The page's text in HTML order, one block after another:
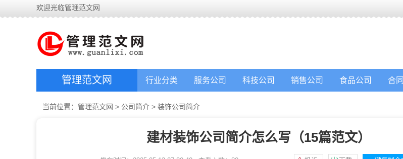
欢迎光临管理范文网
管理范文网 行业分类 服务公司 科技公司 销售公司 食品公司 合
当前位置： 管理范文网 > 公司简介 > 装饰公司简介
建材装饰公司简介怎么写（15篇范文）